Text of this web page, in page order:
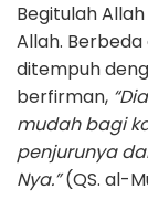
Begitulah
Allah.
ditempuh
berfirman,
mudah bagi
penjurunya
Nya.”(QS. al-